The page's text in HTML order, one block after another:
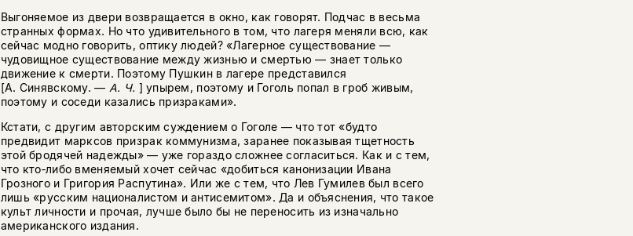
Выгоняемое из двери возвращается в окно, как говорят. Подчас в весьма
странных формах. Но что удивительного в том, что лагеря меняли всю, как
сейчас модно говорить, оптику людей? «Лагерное существование —
чудовищное существование между жизнью и смертью — знает только
движение к смерти. Поэтому Пушкин в лагере представился
[А. Синявскому. — А. Ч. ] упырем, поэтому и Гоголь попал в гроб живым,
поэтому и соседи казались призраками».
Кстати, с другим авторским суждением о Гоголе — что тот «будто
предвидит марксов призрак коммунизма, заранее показывая тщетность
этой бродячей надежды» — уже гораздо сложнее согласиться. Как и с тем,
что кто‑либо вменяемый хочет сейчас «добиться канонизации Ивана
Грозного и Григория Распутина». Или же с тем, что Лев Гумилев был всего
лишь «русским националистом и антисемитом». Да и объяснения, что такое
культ личности и прочая, лучше было бы не переносить из изначально
американского издания.